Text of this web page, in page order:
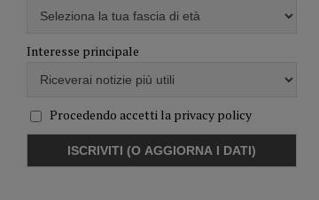
Interesse principale
Procedendo accetti la privacy policy